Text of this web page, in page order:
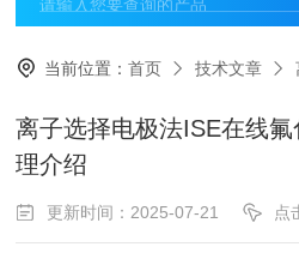
当前位置：首页 技术文章
离子选择电极法ISE在线
理介绍
更新时间：2025-07-21 点